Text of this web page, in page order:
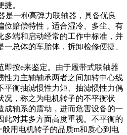
。
是一种高弹力联轴器，具备优良
位赔偿特性，适合湿冷、多尘、有
多端和启动经常的工作中标准，并
总体的车胎体，拆卸检修便捷、
即按e来鉴定。由于履带式联轴器
性力主轴轴承两者之间加转中心线
平衡抽滤惯性力矩、抽滤惯性力偶
况，称之为电机转子的不平衡状
成轴系的震动，进而危害设备的一
此对其多方面高度重视。不平衡的
用电机转子的品质m和质心到电